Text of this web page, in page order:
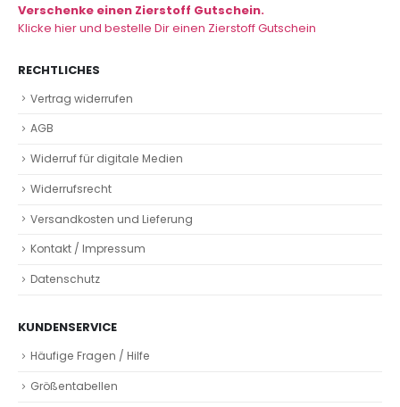
Verschenke einen Zierstoff Gutschein.
Klicke hier und bestelle Dir einen Zierstoff Gutschein
RECHTLICHES
Vertrag widerrufen
AGB
Widerruf für digitale Medien
Widerrufsrecht
Versandkosten und Lieferung
Kontakt / Impressum
Datenschutz
KUNDENSERVICE
Häufige Fragen / Hilfe
Größentabellen